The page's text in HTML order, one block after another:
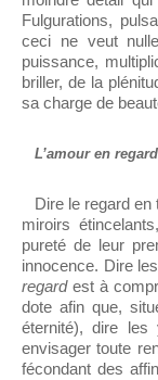
Fulgurations,
ceci ne veut
puissance,
briller, de la
sa charge de
L’amour en
Dire le regard en
miroirs
pureté de leur
innocence. Dire
regardest à
dote afin que,
éternité), dire les
envisager toute
fécondant des